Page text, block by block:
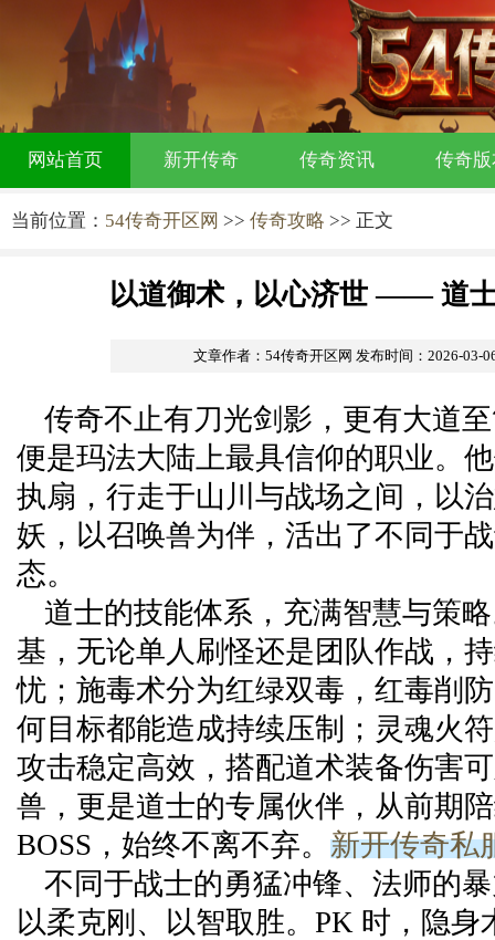
网站首页 新开传奇 传奇资讯 传奇
当前位置： 54传奇开区网 >> 传奇攻略 >> 正文
以道御术，以心济世 —— 道
文章作者：54传奇开区网 发布时间：2026-03-
传奇不止有刀光剑影，更有大道
便是玛法大陆上最具信仰的职业。
执扇，行走于山川与战场之间，以
妖，以召唤兽为伴，活出了不同于
态。
道士的技能体系，充满智慧与策
基，无论单人刷怪还是团队作战，
忧；施毒术分为红绿双毒，红毒削
何目标都能造成持续压制；灵魂火
攻击稳定高效，搭配道术装备伤害
兽，更是道士的专属伙伴，从前期
BOSS，始终不离不弃。 新开传奇私
不同于战士的勇猛冲锋、法师的
以柔克刚、以智取胜。PK 时，隐身